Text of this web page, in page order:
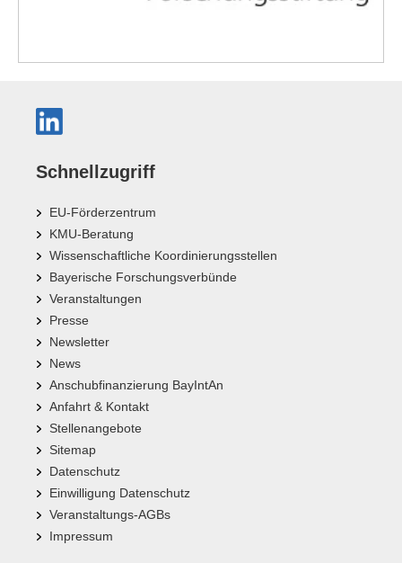
Schnellzugriff
EU-Förderzentrum
KMU-Beratung
Wissenschaftliche Koordinierungsstellen
Bayerische Forschungsverbünde
Veranstaltungen
Presse
Newsletter
News
Anschubfinanzierung BayIntAn
Anfahrt & Kontakt
Stellenangebote
Sitemap
Datenschutz
Einwilligung Datenschutz
Veranstaltungs-AGBs
Impressum